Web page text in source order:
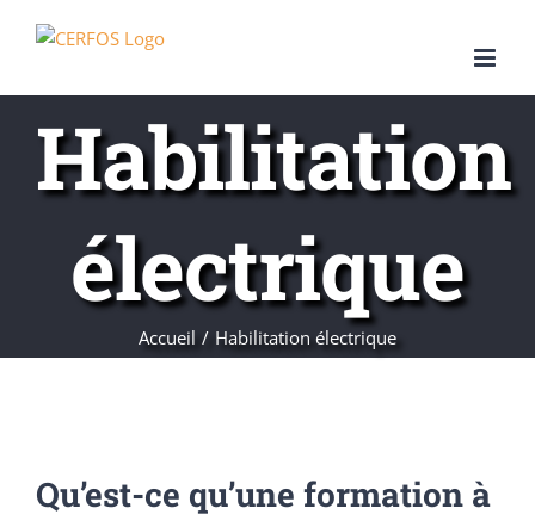
Habilitation
électrique
Accueil Habilitation électrique
Qu’est-ce qu’une formation à